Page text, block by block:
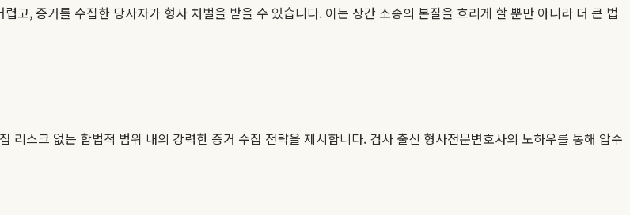
고, 증거를 수집한 당사자가 형사 처벌을 받을 수 있습니다. 이는 상간 소송의 본질을 흐리게 할 뿐만 아니라 더 큰 법
리스크 없는 합법적 범위 내의 강력한 증거 수집 전략을 제시합니다. 검사 출신 형사전문변호사의 노하우를 통해 압수